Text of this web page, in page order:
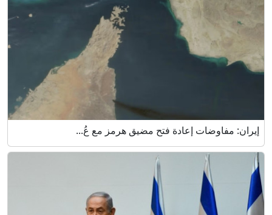
إيران: مفاوضات إعادة فتح مضيق هرمز مع عُ...